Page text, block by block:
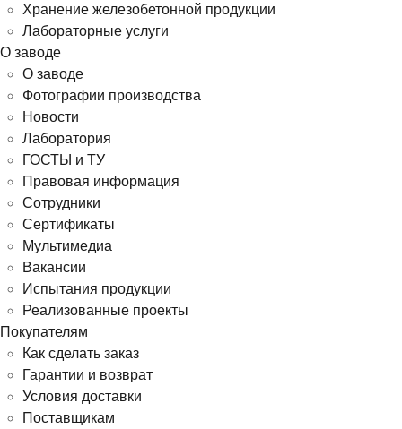
Хранение железобетонной продукции
Лабораторные услуги
О заводе
О заводе
Фотографии производства
Новости
Лаборатория
ГОСТЫ и ТУ
Правовая информация
Сотрудники
Сертификаты
Мультимедиа
Вакансии
Испытания продукции
Реализованные проекты
Покупателям
Как сделать заказ
Гарантии и возврат
Условия доставки
Поставщикам